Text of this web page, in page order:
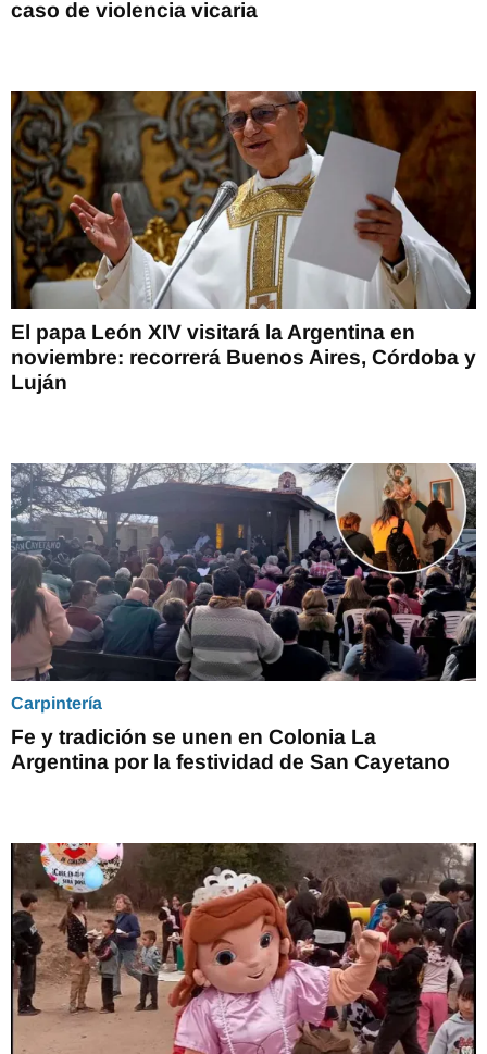
caso de violencia vicaria
El papa León XIV visitará la Argentina en
noviembre: recorrerá Buenos Aires, Córdoba y
Luján
Carpintería
Fe y tradición se unen en Colonia La
Argentina por la festividad de San Cayetano